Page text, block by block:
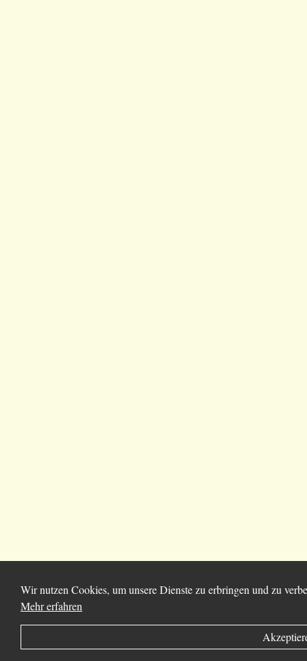
Wir nutzen Cookies, um unsere Dienste zu erbringen und zu
Mehr erfahren